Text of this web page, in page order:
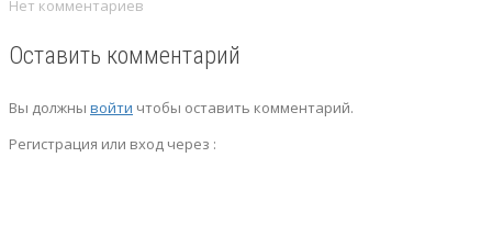
Нет комментариев
Оставить комментарий
Вы должны войти чтобы оставить комментарий.
Регистрация или вход через :